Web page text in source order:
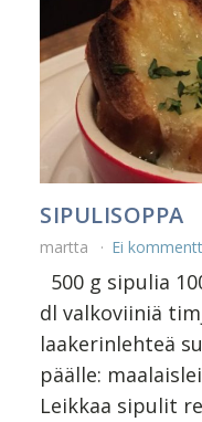
SIPULISOPPA
martta Ei
500 g sipulia
dl valkoviiniä
laakerinlehteä
päälle:
Leikkaa sipulit